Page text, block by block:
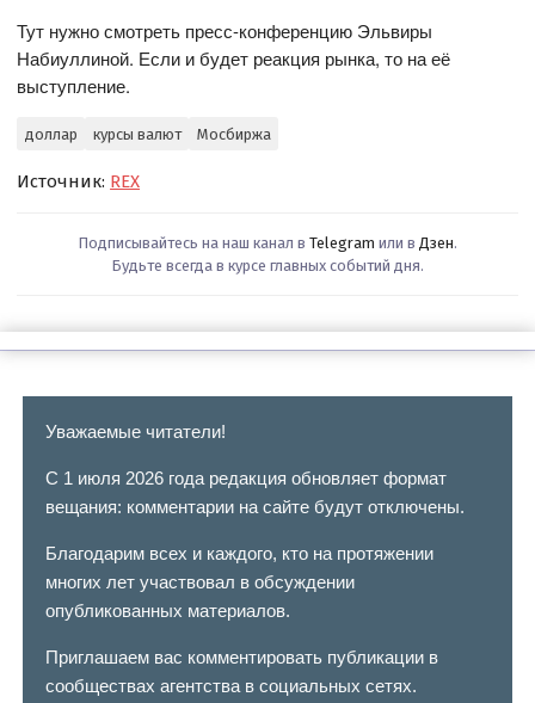
Тут нужно смотреть пресс-конференцию Эльвиры
Набиуллиной. Если и будет реакция рынка, то на её
выступление.
доллар курсы валют Мосбиржа
Источник: REX
Подписывайтесь на наш канал в Telegram или в Дзен.
Будьте всегда в курсе главных событий дня.
Уважаемые читатели!
С 1 июля 2026 года редакция обновляет формат
вещания: комментарии на сайте будут отключены.
Благодарим всех и каждого, кто на протяжении
многих лет участвовал в обсуждении
опубликованных материалов.
Приглашаем вас комментировать публикации в
сообществах агентства в социальных сетях.